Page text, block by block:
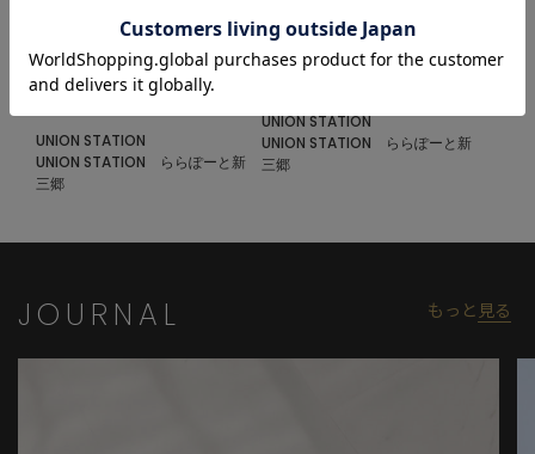
【UNION STATION by mens bigi/ユニオンステーション バイ メン
ズビギ】
アメリカントラッドを軸にアメリカンカルチャー、ストリート、
ワーク、アウトドアといった多様なスタイル・文化を柔軟に取り
入れながら、現代の大人にふさわしいファッションを追求するブ
ランドです。
▼Instagram：@unionstation_official
2026.07.06
【COOLMAX】フレンチリネンク
UNION STATION
UNION STATION ららぽーと新
三郷
2026.06.21
UNION STATION
UNION STATION ららぽーと新
三郷
JOURNAL もっと 見る